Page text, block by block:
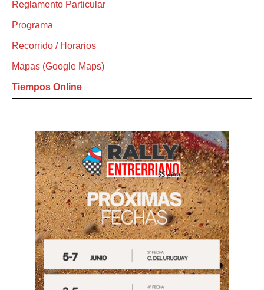
Reglamento Particular
Programa
Recorrido / Horarios
Mapas (Google Maps)
Tiempos Online